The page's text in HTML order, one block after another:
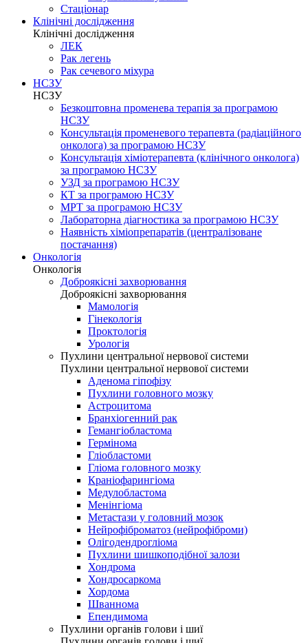
Стаціонар
Клінічні дослідження
Клінічні дослідження
ЛЕК
Рак легень
Рак сечевого міхура
НСЗУ
НСЗУ
Безкоштовна променева терапія за програмою
НСЗУ
Консультація променевого терапевта (радіаційного
онколога) за програмою НСЗУ
Консультація хіміотерапевта (клінічного онколога)
за програмою НСЗУ
УЗД за програмою НСЗУ
КТ за програмою НСЗУ
МРТ за програмою НСЗУ
Лабораторна діагностика за програмою НСЗУ
Наявність хіміопрепаратів (централізоване
постачання)
Онкологія
Онкологія
Доброякісні захворювання
Доброякісні захворювання
Мамологія
Гінекологія
Проктологія
Урологія
Пухлини центральної нервової системи
Пухлини центральної нервової системи
Аденома гіпофізу
Пухлини головного мозку
Астроцитома
Бранхіогенний рак
Гемангіобластома
Гермінома
Гліобластоми
Гліома головного мозку
Краніофарингіома
Медулобластома
Менінгіома
Метастази у головний мозок
Нейрофіброматоз (нейрофіброми)
Олігодендрогліома
Пухлини шишкоподібної залози
Хондрома
Хондросаркома
Хордома
Шваннома
Епендимома
Пухлини органів голови і шиї